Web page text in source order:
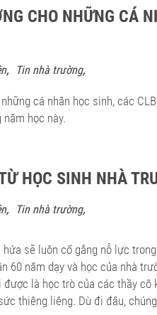
CHO NHỮNG CÁ
, Tin nhà trường,
cá nhân học sinh, các
học này.
HỌC SINH NHÀ
, Tin nhà trường,
sẽ luôn cố gắng nỗ lực
60 năm dạy và học của nhà
là học trò của các thầy
thiêng liêng. Dù đi đâu,